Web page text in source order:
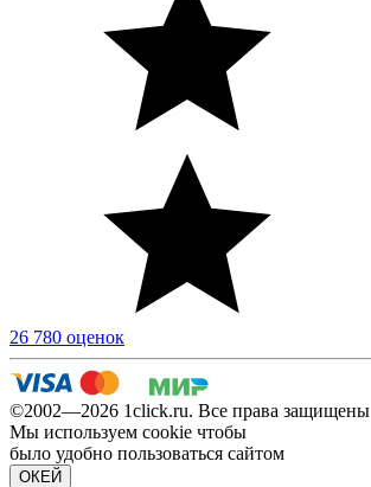
26 780 оценок
©2002—2026 1сlick.ru. Все права защищены
Мы используем cookie чтобы
было удобно пользоваться сайтом
ОКЕЙ